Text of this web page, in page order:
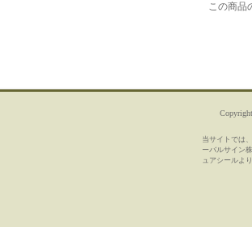
この商品
当サイトでは
ーバルサイン
ュアシールよ